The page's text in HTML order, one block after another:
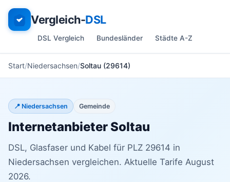
Vergleich-DSL
DSL Vergleich Bundesländer Städte A-Z
Start Niedersachsen Soltau (29614)
📍 Niedersachsen Gemeinde
Internetanbieter Soltau
DSL, Glasfaser und Kabel für PLZ 29614 in
Niedersachsen vergleichen. Aktuelle Tarife August
2026.